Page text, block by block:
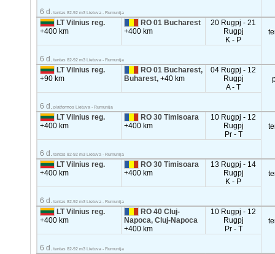
6 d. tentas 82-92 m3 Lietuva - Rumunija
LT Vilnius reg.
+400 km
RO 01 Bucharest
+400 km
20 Rugpj - 21
Rugpj
K - P
6 d. tentas 82-92 m3 Lietuva - Rumunija
LT Vilnius reg.
+90 km
RO 01 Bucharest,
Buharest,+40 km
04 Rugpj - 12
Rugpj
A - T
6 d. platformos Lietuva - Rumunija
LT Vilnius reg.
+400 km
RO 30 Timisoara
+400 km
10 Rugpj - 12
Rugpj
Pr - T
6 d. tentas 82-92 m3 Lietuva - Rumunija
LT Vilnius reg.
+400 km
RO 30 Timisoara
+400 km
13 Rugpj - 14
Rugpj
K - P
6 d. tentas 82-92 m3 Lietuva - Rumunija
LT Vilnius reg.
+400 km
RO 40 Cluj-
Napoca, Cluj-Napoca
+400 km
10 Rugpj - 12
Rugpj
Pr - T
6 d. tentas 82-92 m3 Lietuva - Rumunija